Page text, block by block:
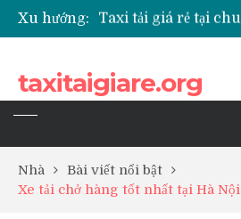
Xu hướng:
taxitaigiare.org
Nhà
Bài viết nổi bật
Xe tải chở hàng tốt nhất tại Hà Nội